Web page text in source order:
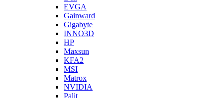
EVGA
Gainward
Gigabyte
INNO3D
HP
Maxsun
KFA2
MSI
Matrox
NVIDIA
Palit